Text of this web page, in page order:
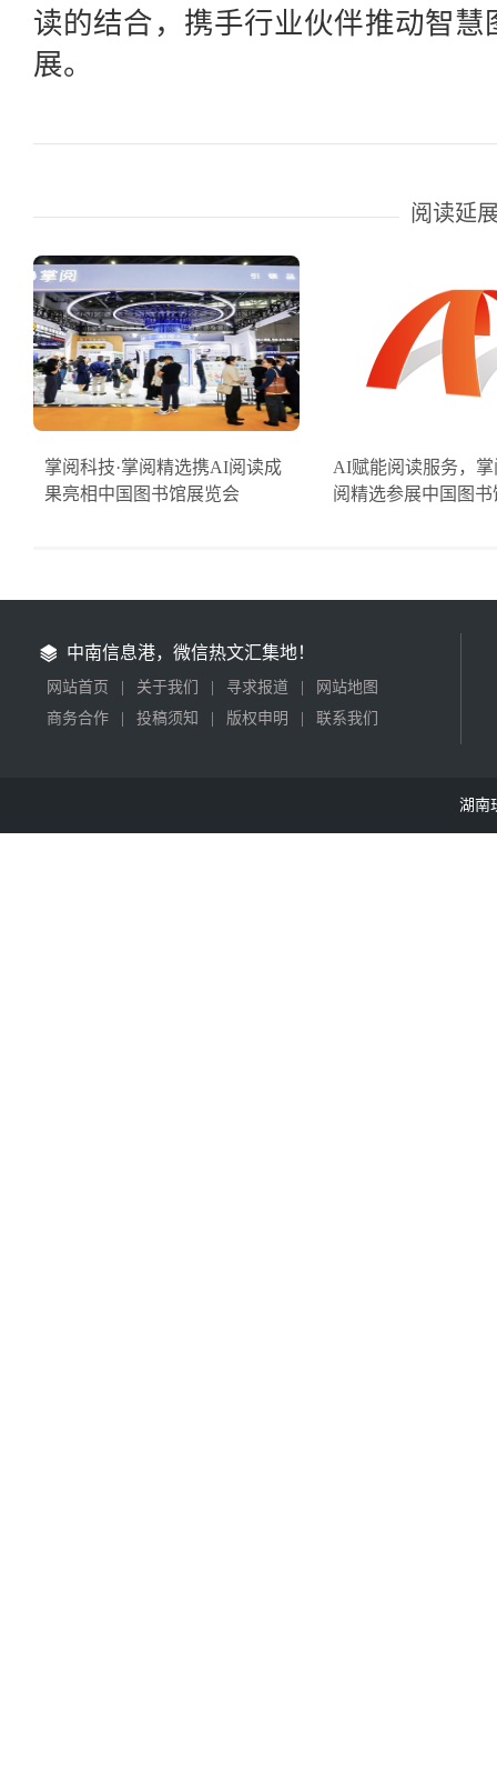
读的结合，携手行业伙伴推动智
展。
阅读延
掌阅科技·掌阅精选携AI阅读成
果亮相中国图书馆展览会
AI赋能阅读服务，掌
阅精选参展中国图
中南信息港，微信热文汇集地！
网站首页 关于我们 寻求报道
网站地图
商务合作
投稿须知 版权申明 联系我们
湖南